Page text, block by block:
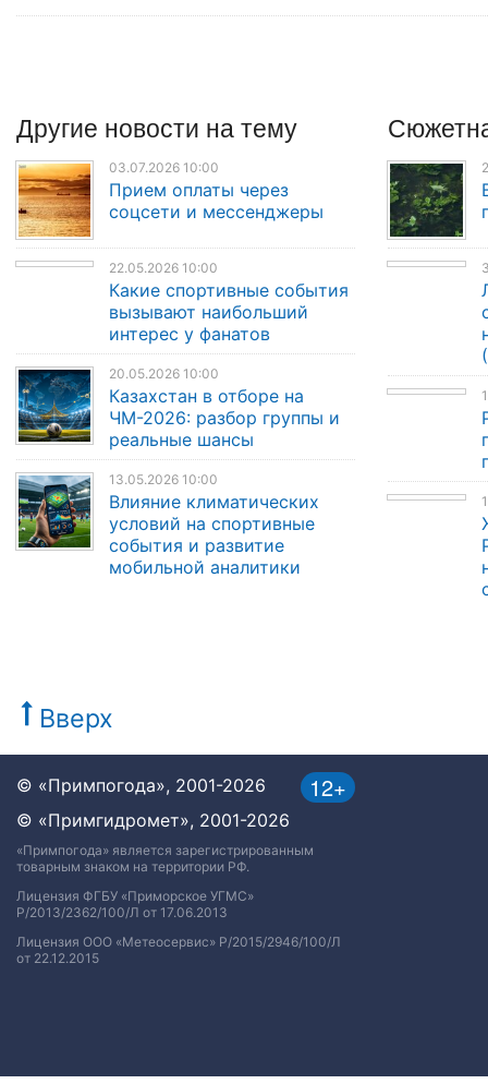
Другие новости на тему
03.07.2026 10:00
Прием оплаты через
соцсети и мессенджеры
22.05.2026 10:00
Какие спортивные события
вызывают наибольший
интерес у фанатов
20.05.2026 10:00
Казахстан в отборе на
ЧМ-2026: разбор группы и
реальные шансы
13.05.2026 10:00
Влияние климатических
условий на спортивные
события и развитие
мобильной аналитики
Вверх
12+
© «Примпогода», 2001-2026
© «Примгидромет», 2001-2026
«Примпогода» является зарегистрированным
товарным знаком на территории РФ.
Лицензия ФГБУ «Приморское УГМС»
Р/2013/2362/100/Л от 17.06.2013
Лицензия ООО «Метеосервис» Р/2015/2946/100/Л
от 22.12.2015